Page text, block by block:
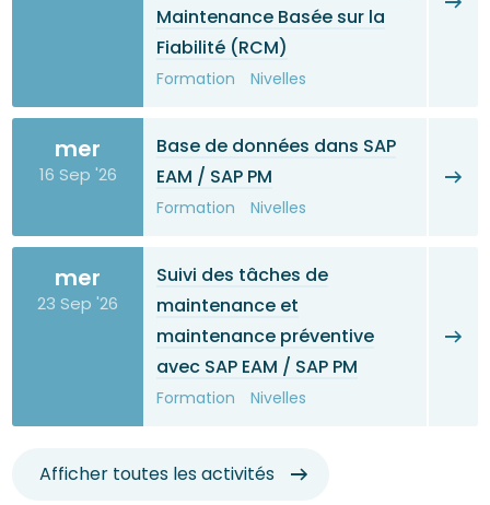
Maintenance Basée sur la
Fiabilité (RCM)
Formation Nivelles
mer
16 Sep '26
Base de données dans SAP
EAM / SAP PM
Formation Nivelles
mer
23 Sep '26
Suivi des tâches de
maintenance et
maintenance préventive
avec SAP EAM / SAP PM
Formation Nivelles
Afficher toutes les activités